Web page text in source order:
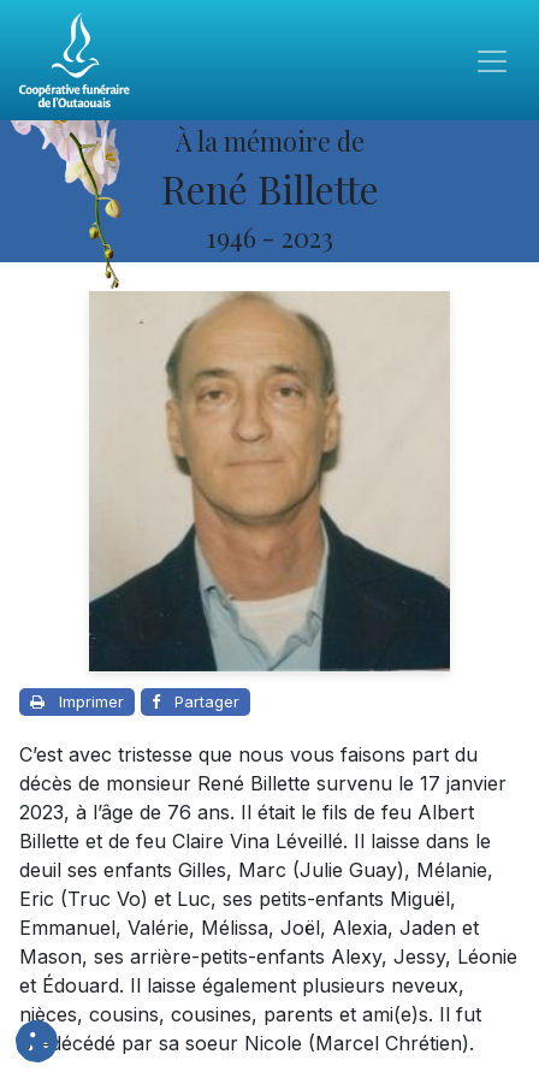
À la mémoire de
René Billette
1946 - 2023
Imprimer Partager
C’est avec tristesse que nous vous faisons part du
décès de monsieur René Billette survenu le 17 janvier
2023, à l’âge de 76 ans. Il était le fils de feu Albert
Billette et de feu Claire Vina Léveillé. Il laisse dans le
deuil ses enfants Gilles, Marc (Julie Guay), Mélanie,
Eric (Truc Vo) et Luc, ses petits-enfants Miguël,
Emmanuel, Valérie, Mélissa, Joël, Alexia, Jaden et
Mason, ses arrière-petits-enfants Alexy, Jessy, Léonie
et Édouard. Il laisse également plusieurs neveux,
nièces, cousins, cousines, parents et ami(e)s. Il fut
prédécédé par sa soeur Nicole (Marcel Chrétien).